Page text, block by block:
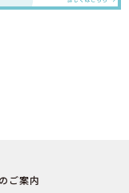
ご案内